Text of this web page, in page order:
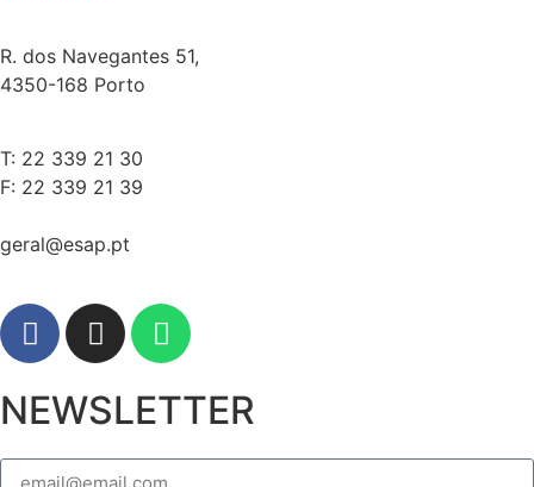
R. dos Navegantes 51,
4350-168 Porto
T: 22 339 21 30
F: 22 339 21 39
geral@esap.pt
NEWSLETTER